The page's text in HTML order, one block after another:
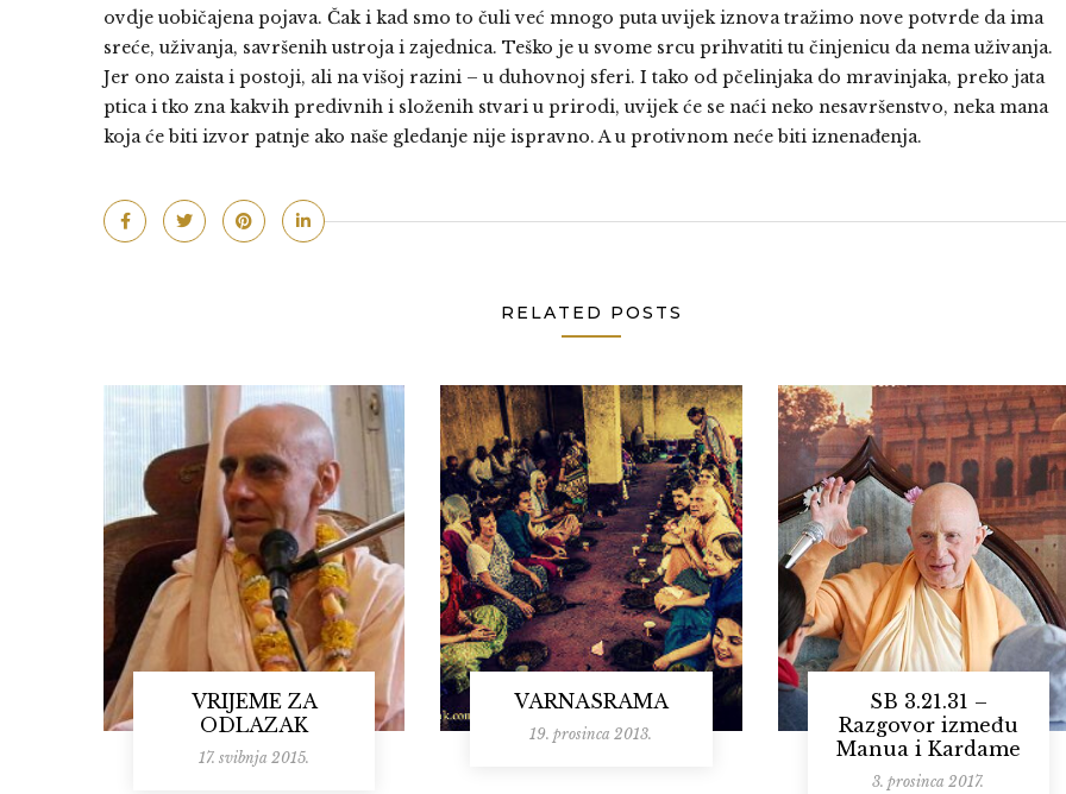
ovdje uobičajena pojava. Čak i kad smo to čuli već mnogo puta uvijek iznova tražimo nove potvrde da ima
sreće, uživanja, savršenih ustroja i zajednica. Teško je u svome srcu prihvatiti tu činjenicu da nema uživanja.
Jer ono zaista i postoji, ali na višoj razini – u duhovnoj sferi. I tako od pčelinjaka do mravinjaka, preko jata
ptica i tko zna kakvih predivnih i složenih stvari u prirodi, uvijek će se naći neko nesavršenstvo, neka mana
koja će biti izvor patnje ako naše gledanje nije ispravno. A u protivnom neće biti iznenađenja.
RELATED POSTS
VRIJEME ZA
ODLAZAK
17. svibnja 2015.
VARNASRAMA
19. prosinca 2013.
SB 3.21.31 –
Razgovor između
Manua i Kardame
3. prosinca 2017.